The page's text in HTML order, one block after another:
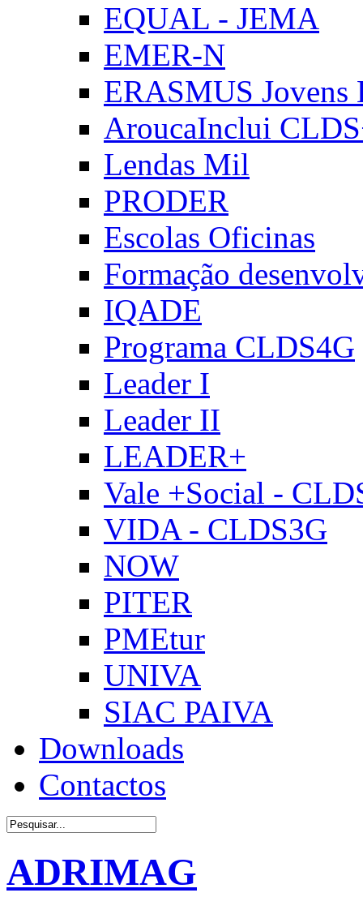
EQUAL - JEMA
EMER-N
ERASMUS Jovens
AroucaInclui
Lendas Mil
PRODER
Escolas Oficinas
Formação
IQADE
Programa CLDS4G
Leader I
Leader II
LEADER+
Vale +Social -
VIDA - CLDS3G
NOW
PITER
PMEtur
UNIVA
SIAC PAIVA
Downloads
Contactos
ADRIMAG